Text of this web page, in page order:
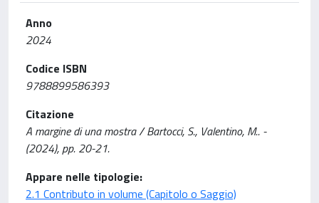
Anno
2024
Codice ISBN
9788899586393
Citazione
A margine di una mostra / Bartocci, S., Valentino, M.. -
(2024), pp. 20-21.
Appare nelle tipologie:
2.1 Contributo in volume (Capitolo o Saggio)